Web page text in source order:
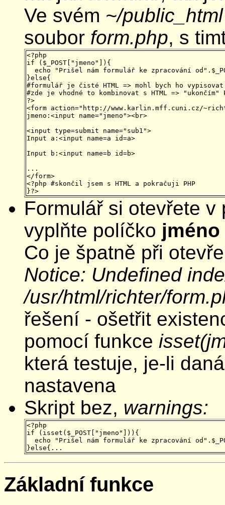
Ve svém ~/public_html
soubor form.php, s
<?php
if ($_POST["jmeno"]){
echo "Prišel nám formulář ke zpracování
}else{
#formulář je čisté HTML => mohl bych ho
#zde je vhodné to kombinovat s HTML => "ukončím"
?>
<form action="http://www.karlin.mff.cuni.cz/
jmeno:<input name="jmeno"><br>
<input type=submit name="sub1">
Input a:<input name=a id=a>
Input b:<input name=b id=b>
...
</form>
<?php #skončil jsem s HTML a pokračuji PHP
Formulář si otevřete v
vyplňte políčko jméno
Co je špatně při
Notice: Undefined
/usr/html/richter/
řešení - ošetřit
pomocí funkce
která testuje, je-li
nastavena
Skript bez, warnings:
<?php
if (isset($_POST["jmeno"])){
echo "Prišel nám formulář ke zpracování
Základní funkce